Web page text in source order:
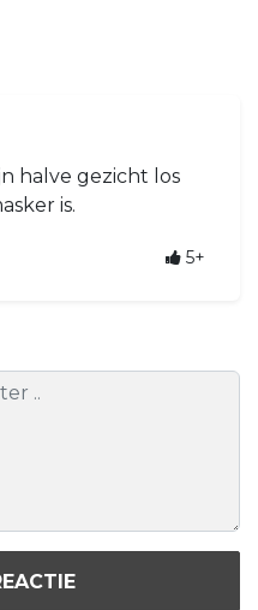
halve gezicht los
is.
5+